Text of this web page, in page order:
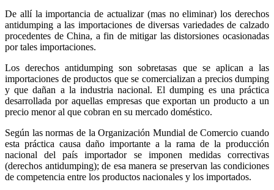
De allí la importancia de actualizar (mas no eliminar) los derechos
antidumping a las importaciones de diversas variedades de calzado
procedentes de China, a fin de mitigar las distorsiones ocasionadas
por tales importaciones.
Los derechos antidumping son sobretasas que se aplican a las
importaciones de productos que se comercializan a precios dumping
y que dañan a la industria nacional. El dumping es una práctica
desarrollada por aquellas empresas que exportan un producto a un
precio menor al que cobran en su mercado doméstico.
Según las normas de la Organización Mundial de Comercio cuando
esta práctica causa daño importante a la rama de la producción
nacional del país importador se imponen medidas correctivas
(derechos antidumping); de esa manera se preservan las condiciones
de competencia entre los productos nacionales y los importados.